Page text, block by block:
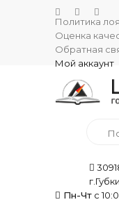
Политика
Оценка
Обратная
Мой аккаунт
Пн-Чт с